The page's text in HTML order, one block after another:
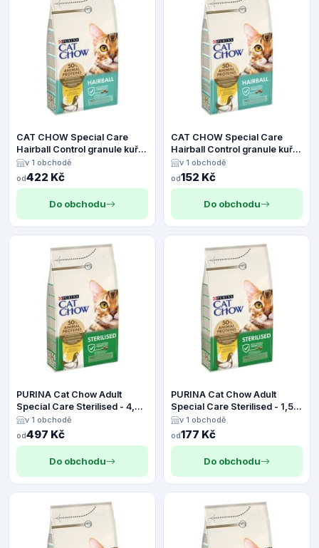
CAT CHOW Special Care
Hairball Control granule kuře
- 4,5 kg
v 1 obchodě
od422 Kč
Do obchodu
CAT CHOW Special Care
Hairball Control granule kuře
- 1,5 kg
v 1 obchodě
od152 Kč
Do obchodu
PURINA Cat Chow Adult
Special Care Sterilised - 4,5
kgv 1 obchodě
od497 Kč
Do obchodu
PURINA Cat Chow Adult
Special Care Sterilised - 1,5
kgv 1 obchodě
od177 Kč
Do obchodu